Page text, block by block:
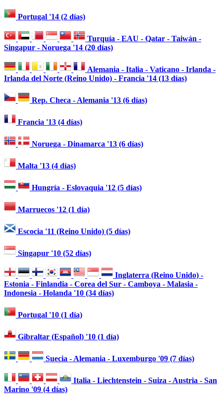
Portugal '14 (2 días)
Turquía - EAU - Qatar - Taiwán -
Singapur - Noruega '14 (20 días)
Alemania - Italia - Vaticano - Irlanda -
Irlanda del Norte (Reino Unido) - Francia '14 (13 días)
Rep. Checa - Alemania '13 (6 días)
Francia '13 (4 días)
Noruega - Dinamarca '13 (6 días)
Malta '13 (4 días)
Hungría - Eslovaquia '12 (5 días)
Marruecos '12 (1 día)
Escocia '11 (Reino Unido) (5 días)
Singapur '10 (52 días)
Inglaterra (Reino Unido) -
Estonia - Finlandia - Corea del Sur - Camboya - Malasia -
Indonesia - Holanda '10 (34 días)
Portugal '10 (1 día)
Gibraltar (Español) '10 (1 día)
Suecia - Alemania - Luxemburgo '09 (7 días)
Italia - Liechtenstein - Suiza - Austria - San
Marino '09 (4 días)